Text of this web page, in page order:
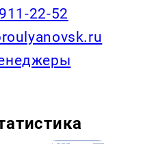
22-52